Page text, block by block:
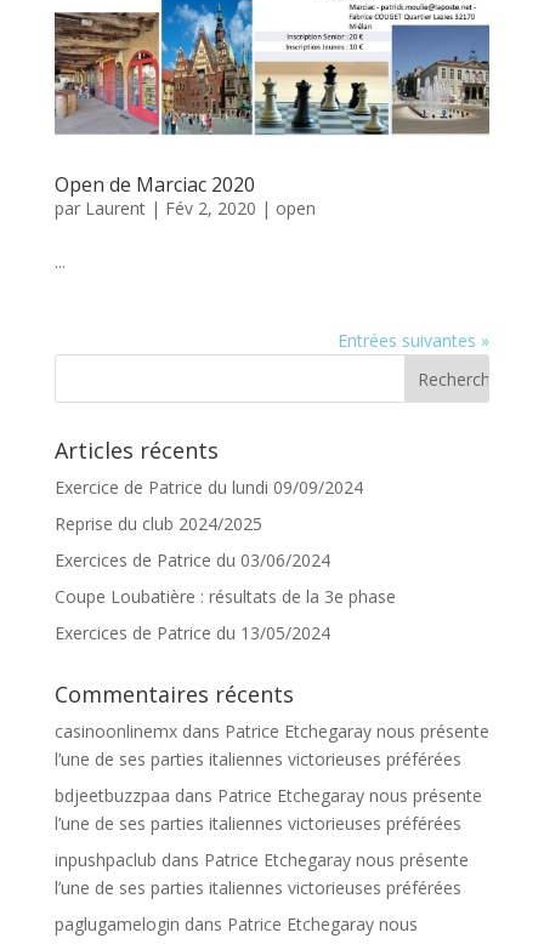
Open de Marciac 2020
par Laurent| Fév 2, 2020 | open
...
Entrées suivantes »
Articles récents
Exercice de Patrice du lundi 09/09/2024
Reprise du club 2024/2025
Exercices de Patrice du 03/06/2024
Coupe Loubatière : résultats de la 3e phase
Exercices de Patrice du 13/05/2024
Commentaires récents
casinoonlinemxdans Patrice Etchegaray nous présente
l’une de ses parties italiennes victorieuses préférées
bdjeetbuzzpaa dans Patrice Etchegaray nous présente
l’une de ses parties italiennes victorieuses préférées
inpushpaclub dans Patrice Etchegaray nous présente
l’une de ses parties italiennes victorieuses préférées
paglugamelogin dans Patrice Etchegaray nous